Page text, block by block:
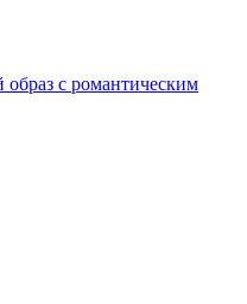
с романтическим